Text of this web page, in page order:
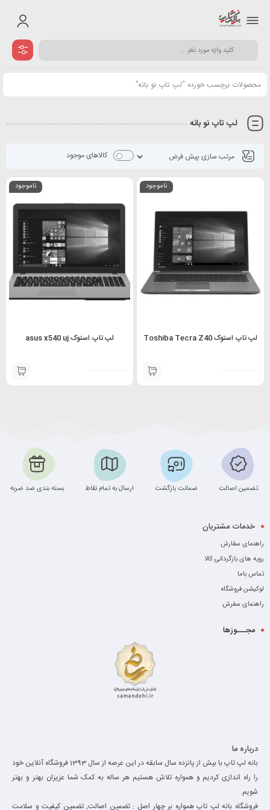
محصولات برچسب خورده “لپ تاپ نو بانه”
لپ تاپ نو بانه
کالاهای موجود
ناموجود
لپ تاپ استوک Toshiba Tecra Z40
ناموجود
لپ تاپ استوک asus x540 uj
تضمین اصالت ضمانت بازگشت ارسال به تمام نقاط بسته بندی ضد ضربه
خدمات مشتریان
راهنمای سفارش
رویه های بازگردانی کالا
تماس باما
لوکیشن فروشگاه
راهنمای سفرش
مجـــوزها
درباره ما
بانه لپ تاپ با بیش از پانزده سال سابقه در این عرصه از سال 1393 فروشگاه آنلاین خود
را راه اندازی کردیم و همواره تلاش هستیم هر ساله به کمک شما عزیزان بهتر و بهتر
شویم.
فروشگاه بانه لپ تاپ همواره بر چهار اصل : تضمین اصالت, تضمین کیفیت و سلامت